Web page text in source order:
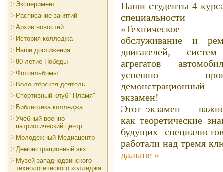
Эксперимент
Расписание занятий
Архив новостей
История колледжа
Наши достижения
80-летие Победы
Фотоальбомы
Волонтёрская деятель...
Спортивный клуб "Пламя"
Библиотека колледжа
Учебный военно-
патриотический центр
Молодежный Медиацентр
Демонстрационный экз...
Музей западнодвинского
технологического колледжа
Наши студенты 4
специальности
«Техническое
обслуживание и
двигателей,
агрегатов
успешно
демонстрационный
экзамен!
Этот экзамен —
как теоретические
будущих
работали над тремя
дальше »